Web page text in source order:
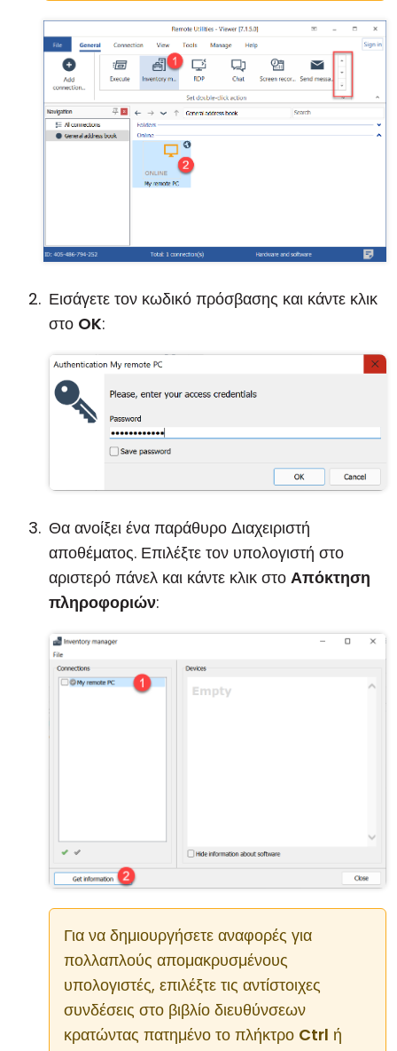
Εισάγετε τον κωδικό πρόσβασης και κάντε κλικ
στο OK:
Θα ανοίξει ένα παράθυρο Διαχειριστή
αποθέματος. Επιλέξτε τον υπολογιστή στο
αριστερό πάνελ και κάντε κλικ στο Απόκτηση
πληροφοριών:
Για να δημιουργήσετε αναφορές για
πολλαπλούς απομακρυσμένους
υπολογιστές, επιλέξτε τις αντίστοιχες
συνδέσεις στο βιβλίο διευθύνσεων
κρατώντας πατημένο το πλήκτρο Ctrl ή